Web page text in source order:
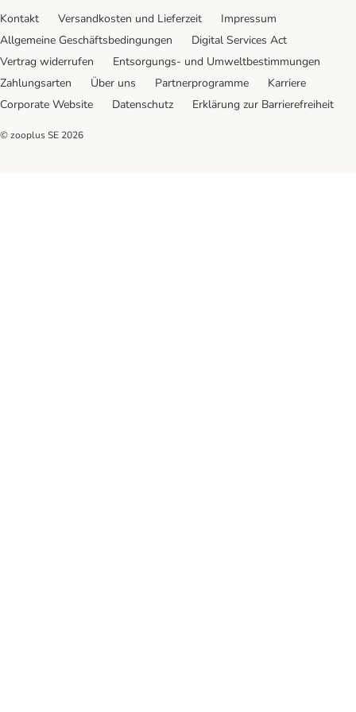
Kontakt Versandkosten und Lieferzeit
Impressum
Allgemeine Geschäftsbedingungen
Digital Services Act
Vertrag widerrufen
Entsorgungs- und Umweltbestimmungen
Zahlungsarten
Über uns Partnerprogramme
Karriere
Corporate Website
Datenschutz Erklärung zur Barrierefreiheit
© zooplus SE 2026